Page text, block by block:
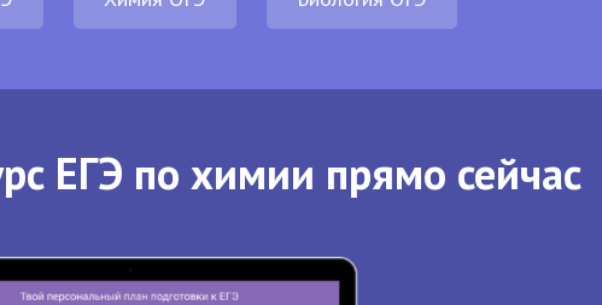
ЕГЭ по химии прямо сейчас